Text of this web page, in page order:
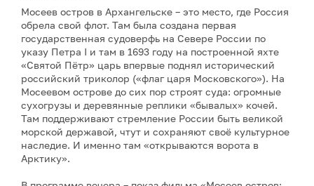
Мосеев остров в Архангельске – это место, где Россия
обрела свой флот. Там была создана первая
государственная судоверфь на Севере России по
указу Петра I и там в 1693 году на построенной яхте
«Святой Пётр» царь впервые поднял исторический
российский триколор («флаг царя Московского»). На
Мосеевом острове до сих пор строят суда: огромные
сухогрузы и деревянные реплики «бывалых» кочей.
Там поддерживают стремление России быть великой
морской державой, чтут и сохраняют своё культурное
наследие. И именно там «открываются ворота в
Арктику».